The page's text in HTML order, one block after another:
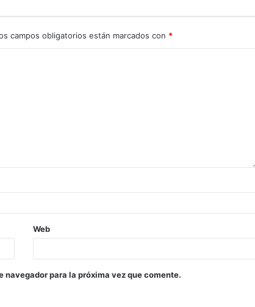
campos obligatorios están marcados con *
Web
para la próxima vez que comente.